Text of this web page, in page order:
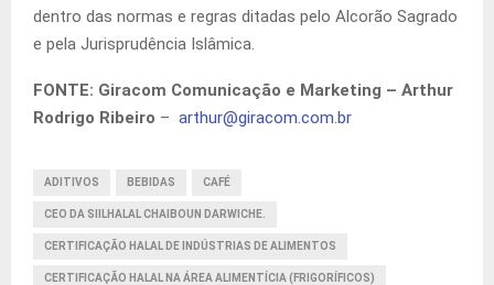
dentro das normas e regras ditadas pelo Alcorão Sagrado
e pela Jurisprudência Islâmica.
FONTE: Giracom Comunicação e Marketing – Arthur
Rodrigo Ribeiro – arthur@giracom.com.br
ADITIVOS BEBIDAS CAFÉ
CEO DA SIILHALAL CHAIBOUN DARWICHE.
CERTIFICAÇÃO HALAL DE INDÚSTRIAS DE ALIMENTOS
CERTIFICAÇÃO HALAL NA ÁREA ALIMENTÍCIA (FRIGORÍFICOS)